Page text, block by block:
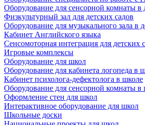
Оборудование для сенсорной комнаты в
Физкультурный зал для детских садов
Оборудование для музыкального зала в
Кабинет Английского языка
Сенсомоторная интеграция для детских
Игровые комплексы
Оборудование для школ
Оборудование для кабинета логопеда в
Кабинет психолога-дефектолога в школе
Оборудование для сенсорной комнаты в
Оформление стен для школ
Интерактивное оборудование для школ
Школьные доски